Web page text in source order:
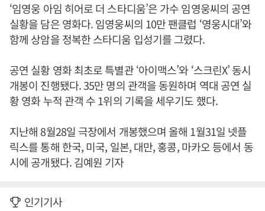
‘임영웅 아임 히어로 더 스타디움’은 가수 임영웅씨의 공연
실황을 담은 영화다. 임영웅씨의 10만 팬클럽 ‘영웅시대’와
함께 상암을 정복한 스타디움 입성기를 그렸다.
공연 실황 영화 최초로 특별관 ‘아이맥스’와 ‘스크린X’ 동시
개봉이 진행됐다. 35만 명의 관객을 동원하며 역대 공연 실
황 영화 누적 관객 수 1위의 기록을 세우기도 했다.
지난해 8월28일 극장에서 개봉했으며 올해 1월31일 넷플
릭스를 통해 한국, 미국, 일본, 대만, 홍콩, 마카오 등에서 동
시에 공개됐다. 김예원 기자
인기기사